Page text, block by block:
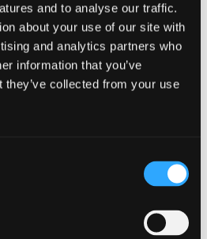
and to analyse our traffic.
about your use of our site with
and analytics partners who
information that you’ve
they’ve collected from your use
2016
Busnes
yn